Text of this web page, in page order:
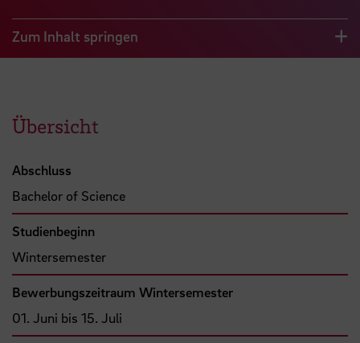
Zum Inhalt springen
Übersicht
Abschluss
Bachelor of Science
Studienbeginn
Wintersemester
Bewerbungszeitraum Wintersemester
01. Juni bis 15. Juli